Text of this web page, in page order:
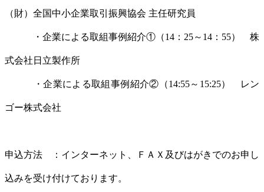
（財）全国中小企業取引振興協会 主任研究員
・企業による取組事例紹介①（14：25～14：55） 株
式会社日立製作所
・企業による取組事例紹介②（14:55～15:25） レン
ゴー株式会社
申込方法 ：インターネット、ＦＡＸ及びはがきでのお申し
込みを受け付けております。